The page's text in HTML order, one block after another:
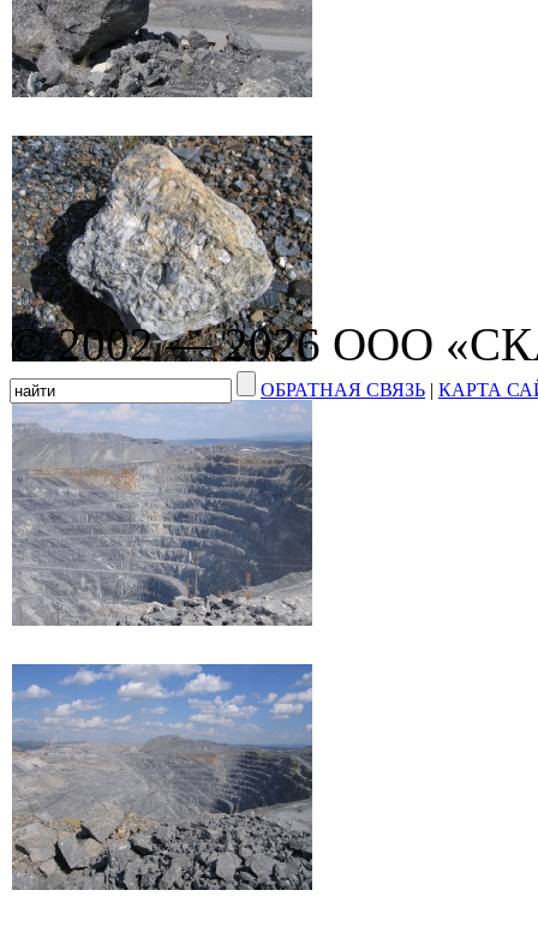
© 2002 — 2026 ООО
ОБРАТНАЯ СВЯЗЬ | КАРТА